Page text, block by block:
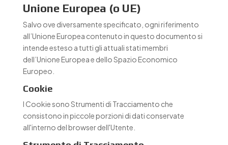
Unione Europea (o UE)
Salvo ove diversamente specificato, ogni riferimento
all’Unione Europea contenuto in questo documento si
intende esteso a tutti gli attuali stati membri
dell’Unione Europea e dello Spazio Economico
Europeo.
Cookie
I Cookie sono Strumenti di Tracciamento che
consistono in piccole porzioni di dati conservate
all'interno del browser dell'Utente.